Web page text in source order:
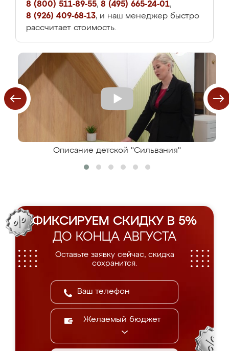
8 (800) 511-89-55, 8 (495) 665-24-01,
8 (926) 409-68-13, и наш менеджер быстро
рассчитает стоимость.
Описание детской "Сильвания"
ФИКСИРУЕМ СКИДКУ В 5%
ДО КОНЦА АВГУСТА
Оставьте заявку сейчас, скидка
сохранится.
Желаемый бюджет